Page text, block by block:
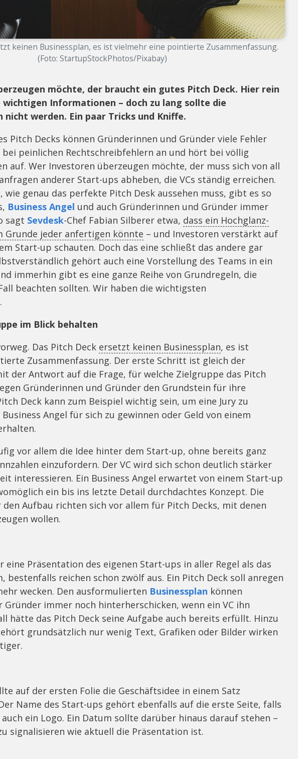
keinen Businessplan, es ist vielmehr eine pointierte Zusammenfassung.
(Foto: StartupStockPhotos/Pixabay)
möchte, der braucht ein gutes Pitch Deck. Hier rein
wichtigen Informationen – doch zu lang sollte die
nicht werden. Ein paar Tricks und Kniffe.
Pitch Decks können Gründerinnen und Gründer viele Fehler
bei peinlichen Rechtschreibfehlern an und hört bei völlig
auf. Wer Investoren überzeugen möchte, der muss sich von all
anderer Start-ups abheben, die VCs ständig erreichen.
wie genau das perfekte Pitch Desk aussehen muss, gibt es so
Business Angel und auch Gründerinnen und Gründer immer
sagt Sevdesk-Chef Fabian Silberer etwa, dass ein Hochglanz-
Grunde jeder anfertigen könnte – und Investoren verstärkt auf
Start-up schauten. Doch das eine schließt das andere gar
gehört auch eine Vorstellung des Teams in ein
immerhin gibt es eine ganze Reihe von Grundregeln, die
beachten sollten. Wir haben die wichtigsten
im Blick behalten
Das Pitch Deck ersetzt keinen Businessplan, es ist
Zusammenfassung. Der erste Schritt ist gleich der
der Antwort auf die Frage, für welche Zielgruppe das Pitch
Gründerinnen und Gründer den Grundstein für ihre
Deck kann zum Beispiel wichtig sein, um eine Jury zu
Angel für sich zu gewinnen oder Geld von einem
vor allem die Idee hinter dem Start-up, ohne bereits ganz
einzufordern. Der VC wird sich schon deutlich stärker
interessieren. Ein Business Angel erwartet von einem Start-up
ein bis ins letzte Detail durchdachtes Konzept. Die
Aufbau richten sich vor allem für Pitch Decks, mit denen
wollen.
eine Präsentation des eigenen Start-ups in aller Regel als das
bestenfalls reichen schon zwölf aus. Ein Pitch Deck soll anregen
wecken. Den ausformulierten Businessplan können
Gründer immer noch hinterherschicken, wenn ein VC ihn
hätte das Pitch Deck seine Aufgabe auch bereits erfüllt. Hinzu
grundsätzlich nur wenig Text, Grafiken oder Bilder wirken
auf der ersten Folie die Geschäftsidee in einem Satz
Name des Start-ups gehört ebenfalls auf die erste Seite, falls
ein Logo. Ein Datum sollte darüber hinaus darauf stehen –
signalisieren wie aktuell die Präsentation ist.